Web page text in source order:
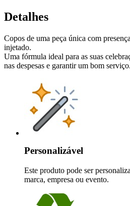
Detalhes
Copos de uma peça única com
injetado.
Uma fórmula ideal para as suas
nas despesas e garantir um bom serviço.
Personalizável
Este produto pode ser
marca, empresa ou evento.